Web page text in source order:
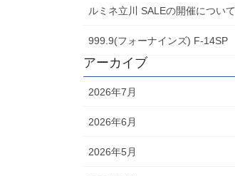
ルミネ立川 SALEの開催について
999.9(フォーナインズ) F-14SP
アーカイブ
2026年7月
2026年6月
2026年5月